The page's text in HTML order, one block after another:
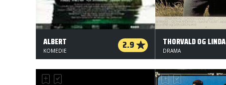
ALBERT 2.9
KOMEDIE
THORVALD OG LINDA
DRAMA